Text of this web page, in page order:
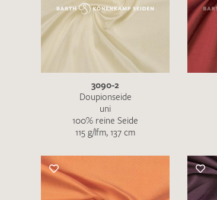
Es sind bisher keine Produkte
3090-2
Doupionseide
uni
100% reine Seide
115 g/lfm, 137 cm